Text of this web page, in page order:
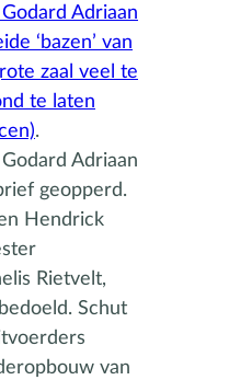
Adriaan
‘bazen’ van
zaal veel te
te laten
.
Adriaan
geopperd.
Hendrick
Rietvelt,
Schut
van